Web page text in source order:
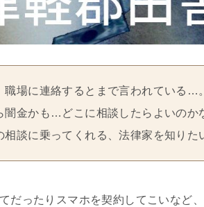
場に連絡するとまで言われている…。
闇金かも…どこに相談したらよいのか
談に乗ってくれる、法律家を知りた
だったりスマホを契約してこいなど